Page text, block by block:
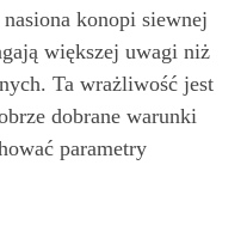
konopi siewnej
większej uwagi niż
Ta wrażliwość jest
dobrane warunki
parametry